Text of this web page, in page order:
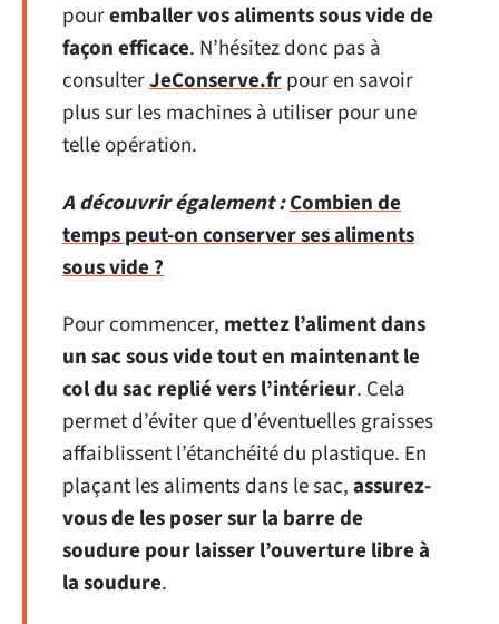
pouremballer vos aliments sous vide de
façon efficace. N’hésitez donc pas à
consulterJeConserve.frpour en savoir
plus sur les machines à utiliser pour une
telle opération.
A découvrir également :Combien de
temps peut-on conserver ses aliments
sous vide ?
Pour commencer, mettez l’aliment dans
un sac sous vide tout en maintenant le
col du sac replié vers l’intérieur. Cela
permet d’éviter que d’éventuelles graisses
affaiblissent l’étanchéité du plastique. En
plaçant les aliments dans le sac,assurez-
vous de les poser sur la barre de
soudure pour laisser l’ouverture libre à
la soudure.